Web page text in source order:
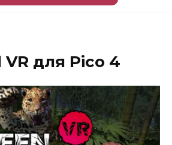
VR для Pico 4